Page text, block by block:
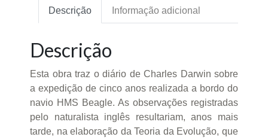
Descrição Informação adicional
Descrição
Esta obra traz o diário de Charles Darwin sobre
a expedição de cinco anos realizada a bordo do
navio HMS Beagle. As observações registradas
pelo naturalista inglês resultariam, anos mais
tarde, na elaboração da Teoria da Evolução, que